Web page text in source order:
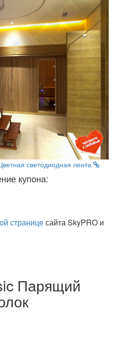
светодиодная лента
купона:
страницесайта SkyPRO и
Парящий